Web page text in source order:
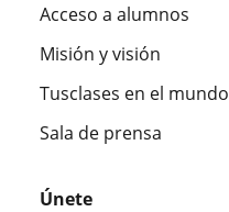
Acceso a alumnos
Misión y visión
Tusclases en el mundo
Sala de prensa
Únete